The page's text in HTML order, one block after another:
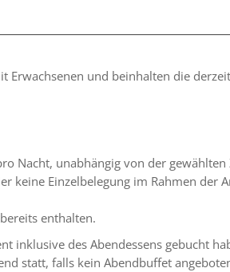
und beinhalten die
Nacht, unabhängig von der
keine Einzelbelegung im Rahmen der
enthalten.
inklusive des Abendessens gebucht
statt, falls kein Abendbuffet